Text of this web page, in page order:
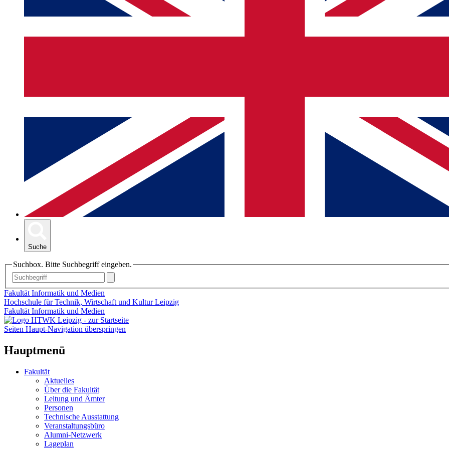
Suche
Suchbox. Bitte Suchbegriff eingeben.
Fakultät Informatik und Medien
Hochschule für Technik, Wirtschaft und Kultur Leipzig
Fakultät Informatik und Medien
Seiten Haupt-Navigation überspringen
Hauptmenü
Fakultät
Aktuelles
Über die Fakultät
Leitung und Ämter
Personen
Technische Ausstattung
Veranstaltungsbüro
Alumni-Netzwerk
Lageplan